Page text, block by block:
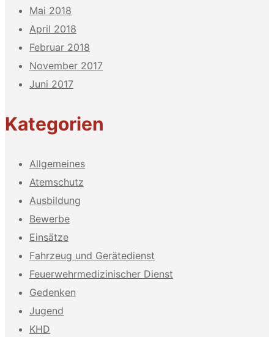
Mai 2018
April 2018
Februar 2018
November 2017
Juni 2017
Kategorien
Allgemeines
Atemschutz
Ausbildung
Bewerbe
Einsätze
Fahrzeug und Gerätedienst
Feuerwehrmedizinischer Dienst
Gedenken
Jugend
KHD